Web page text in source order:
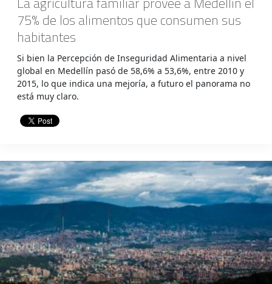
75% de los alimentos que consumen sus
habitantes
Si bien la Percepción de Inseguridad Alimentaria a nivel
global en Medellín pasó de 58,6% a 53,6%, entre 2010 y
2015, lo que indica una mejoría, a futuro el panorama no
está muy claro.